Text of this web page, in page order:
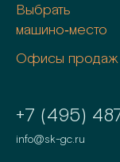
Выбрать
машино‑место
Офисы продаж
+7 (495)
info@sk-gc.ru